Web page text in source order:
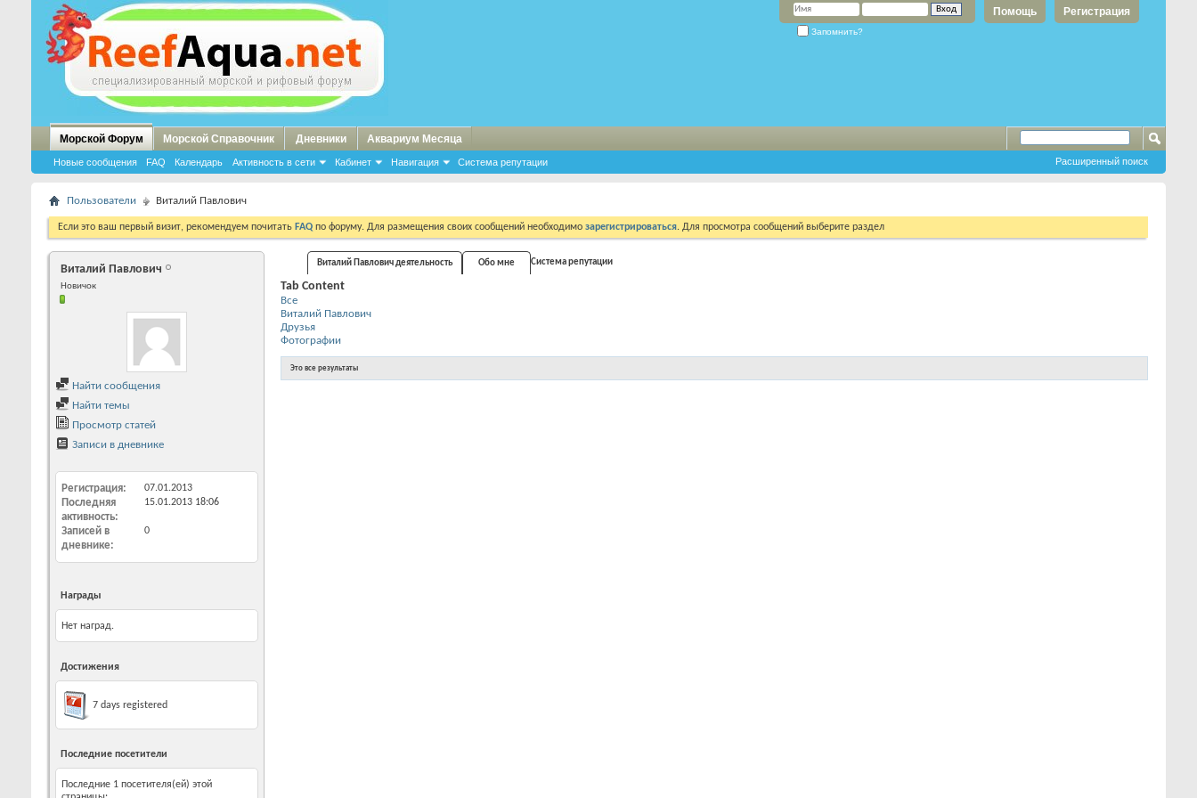
Регистрация
Помощь
Запомнить?
Морской Форум
Новые сообщения FAQ Календарь Активность в сети Кабинет Навигация Система репутации
Морской Справочник Дневники Аквариум Месяца
Расширенный поиск
Пользователи Виталий Павлович
Если это ваш первый визит, рекомендуем почитать FAQ по форуму. Для размещения своих сообщений необходимо зарегистрироваться. Для просмотра сообщений выберите раздел
Виталий Павлович
Новичок
Найти сообщения
Найти темы
Просмотр статей
Записи в дневнике
Регистрация 07.01.2013
Последняя
активность
15.01.2013 18:06
Записей в
дневнике
0
Награды
Нет наград.
Достижения
7 days registered
Последние посетители
Последние 1 посетителя(ей) этой
Виталий Павлович деятельность Обо мне Система репутации
Tab Content
Все
Виталий Павлович
Друзья
Фотографии
Это все результаты